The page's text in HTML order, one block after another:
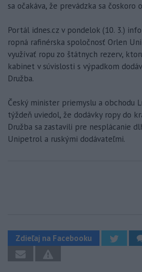
sa očakáva, že prevádzka sa čoskoro
Portál idnes.cz v pondelok (10. 3.)
ropná rafinérska spoločnosť Orlen
využívať ropu zo štátnych rezerv,
kabinet v súvislosti s výpadkom
Družba.
Český minister priemyslu a obchodu
týždeň uviedol, že dodávky ropy do
Družba sa zastavili pre nesplácanie
Unipetrol a ruskými dodávateľmi.
Zdieľaj na Facebooku